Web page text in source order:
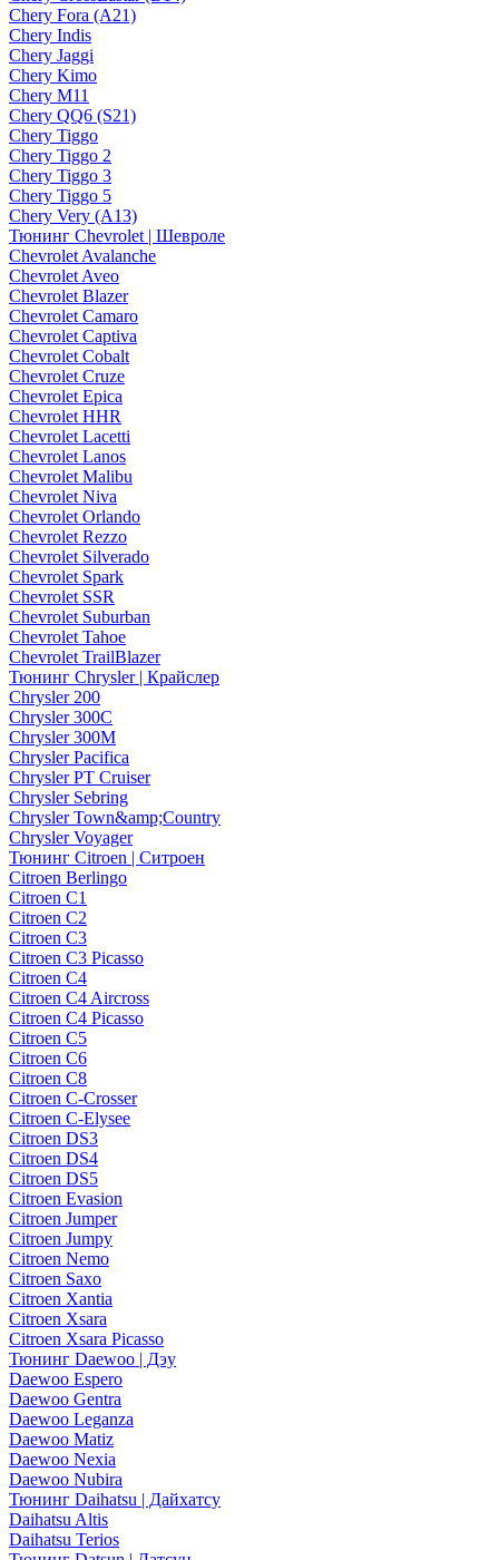
Chery Fora (A21)
Chery Indis
Chery Jaggi
Chery Kimo
Chery M11
Chery QQ6 (S21)
Chery Tiggo
Chery Tiggo 2
Chery Tiggo 3
Chery Tiggo 5
Chery Very (A13)
Тюнинг Chevrolet | Шевроле
Chevrolet Avalanche
Chevrolet Aveo
Chevrolet Blazer
Chevrolet Camaro
Chevrolet Captiva
Chevrolet Cobalt
Chevrolet Cruze
Chevrolet Epica
Chevrolet HHR
Chevrolet Lacetti
Chevrolet Lanos
Chevrolet Malibu
Chevrolet Niva
Chevrolet Orlando
Chevrolet Rezzo
Chevrolet Silverado
Chevrolet Spark
Chevrolet SSR
Chevrolet Suburban
Chevrolet Tahoe
Chevrolet TrailBlazer
Тюнинг Chrysler | Крайслер
Chrysler 200
Chrysler 300C
Chrysler 300M
Chrysler Pacifica
Chrysler PT Cruiser
Chrysler Sebring
Chrysler Town&amp;Country
Chrysler Voyager
Тюнинг Citroen | Ситроен
Citroen Berlingo
Citroen C1
Citroen C2
Citroen C3
Citroen C3 Picasso
Citroen C4
Citroen C4 Aircross
Citroen C4 Picasso
Citroen C5
Citroen C6
Citroen C8
Citroen C-Crosser
Citroen C-Elysee
Citroen DS3
Citroen DS4
Citroen DS5
Citroen Evasion
Citroen Jumper
Citroen Jumpy
Citroen Nemo
Citroen Saxo
Citroen Xantia
Citroen Xsara
Citroen Xsara Picasso
Тюнинг Daewoo | Дэу
Daewoo Espero
Daewoo Gentra
Daewoo Leganza
Daewoo Matiz
Daewoo Nexia
Daewoo Nubira
Тюнинг Daihatsu | Дайхатсу
Daihatsu Altis
Daihatsu Terios